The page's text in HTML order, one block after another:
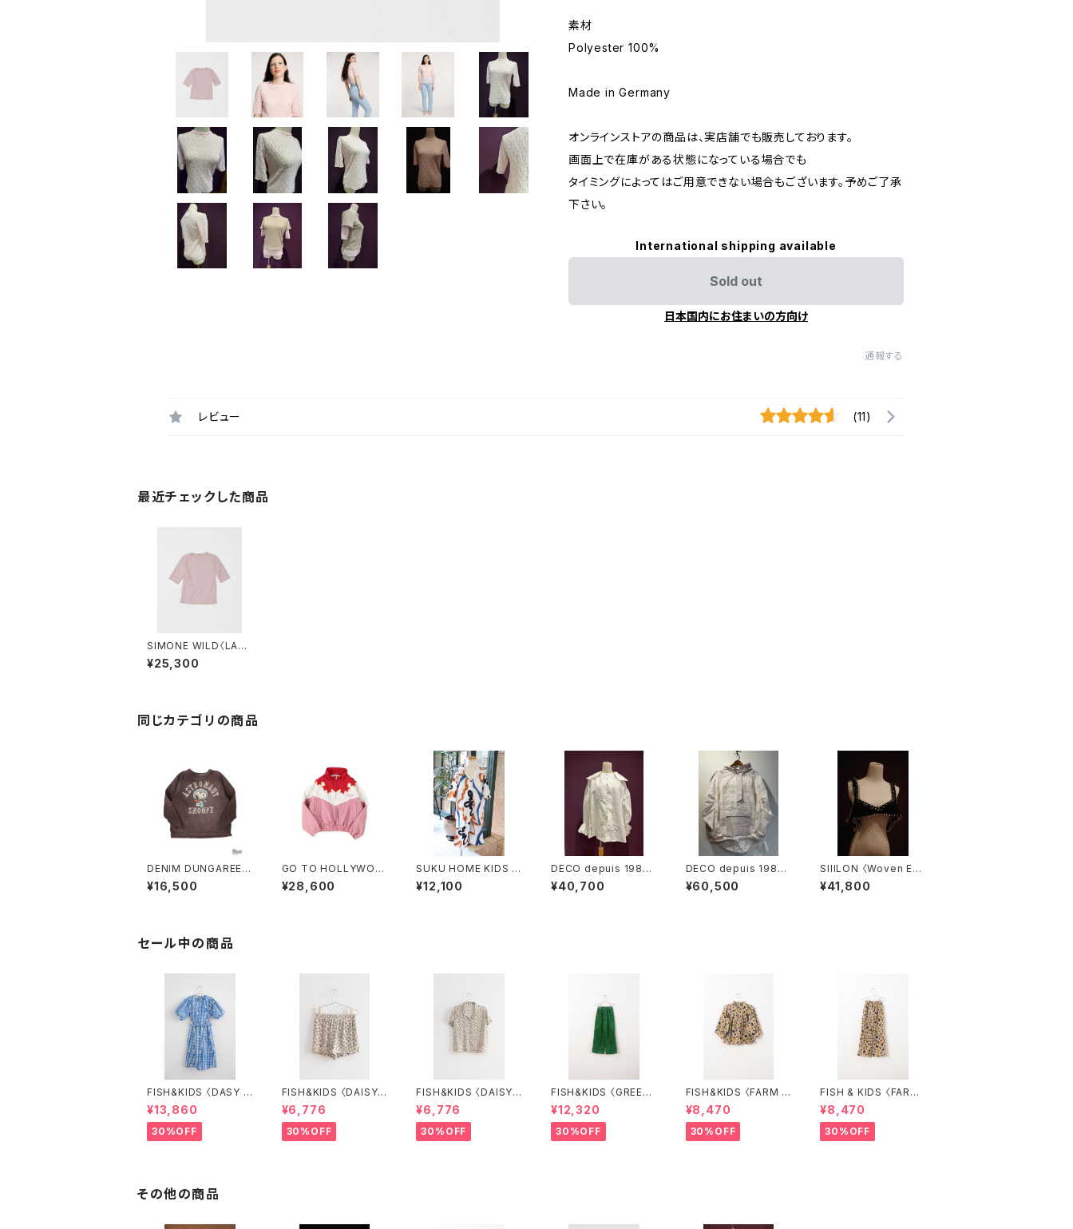
素材
Polyester 100%
Made in Germany
オンラインストアの商品は、実店舗でも販売しております。
画面上で在庫がある状態になっている場合でも
タイミングによってはご用意できない場合もございます。予めご了承
下さい。
International shipping available
Sold out
日本国内にお住まいの方向け
通報する
レビュー (11)
最近チェックした商品
SIMONE WILD〈LACE
TESS TEE〉
¥25,300
同じカテゴリの商品
DENIM DUNGAREE
墨黒〈Vintage Cotton
Jersey SNOOPY AS
¥16,500
GO TO HOLLYWOO
D 〈Folklore Nylon J
acket〉RED
¥28,600
SUKU HOME KIDS R
hythm
¥12,100
DECO depuis 1985
〈HEMP COTTON LA
CE SHIRTS〉
¥40,700
DECO depuis 1985
〈CHECK JQ JUMPE
R〉
¥60,500
SIIILON 〈Woven Ed
ge bustier〉
¥41,800
セール中の商品
FISH&KIDS 〈DASY F
LOWERS DRESS〉
¥13,860
30%OFF
FISH&KIDS 〈DAISY F
LOWER SHORT〉
¥6,776
30%OFF
FISH&KIDS 〈DAISY F
LOWER SHIRT〉
¥6,776
30%OFF
FISH&KIDS 〈GREEN
COURDORY〉
¥12,320
30%OFF
FISH&KIDS 〈FARM B
LOUSE〉
¥8,470
30%OFF
FISH & KIDS 〈FARM
PANTS〉
¥8,470
30%OFF
その他の商品